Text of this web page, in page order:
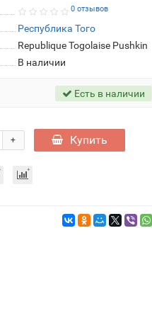
0 отзывов
Республика Того
Republique Togolaise Pushkin
В наличии
Есть в наличии
+ Купить